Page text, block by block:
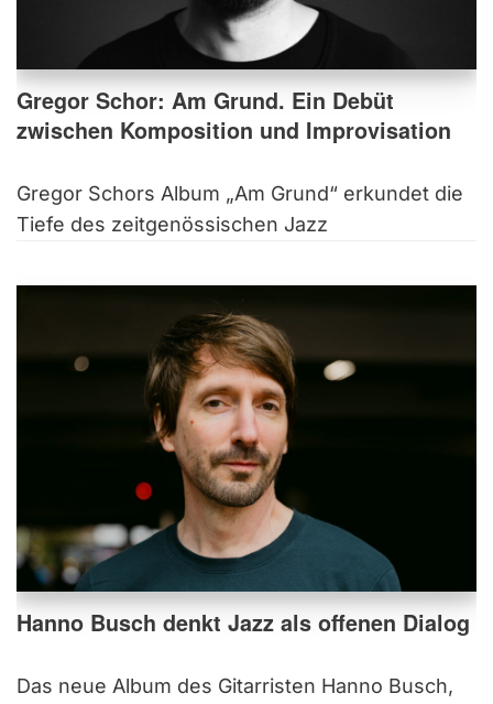
Gregor Schor: Am Grund. Ein Debüt
zwischen Komposition und Improvisation
Gregor Schors Album „Am Grund“ erkundet die
Tiefe des zeitgenössischen Jazz
Hanno Busch denkt Jazz als offenen Dialog
Das neue Album des Gitarristen Hanno Busch,